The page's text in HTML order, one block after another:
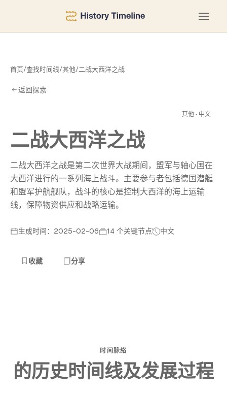
首页/查找时间线/其他/二战大西洋之战
返回探索
其他 · 中文
二战大西洋之战
二战大西洋之战是第二次世界大战期间，盟军与轴心国在
大西洋进行的一系列海上战斗。主要参与者包括德国潜艇
和盟军护航舰队，战斗的核心是控制大西洋的海上运输
线，保障物资供应和战略运输。
生成时间：2025-02-06 14 个关键节点 中文
收藏 分享
时间脉络
的历史时间线及发展过程